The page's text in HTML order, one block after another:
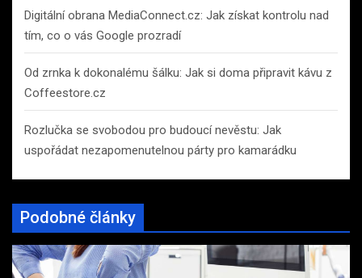
Digitální obrana MediaConnect.cz: Jak získat kontrolu nad
tím, co o vás Google prozradí
Od zrnka k dokonalému šálku: Jak si doma připravit kávu z
Coffeestore.cz
Rozlučka se svobodou pro budoucí nevěstu: Jak
uspořádat nezapomenutelnou párty pro kamarádku
Podobné články